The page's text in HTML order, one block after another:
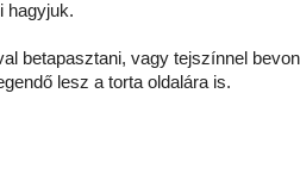
hagyjuk.
betapasztani, vagy tejszínnel
lesz a torta oldalára is.